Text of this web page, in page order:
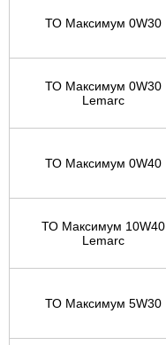
ТО Максимум 0W30
ТО Максимум 0W30
Lemarc
ТО Максимум 0W40
ТО Максимум 10W40
Lemarc
ТО Максимум 5W30